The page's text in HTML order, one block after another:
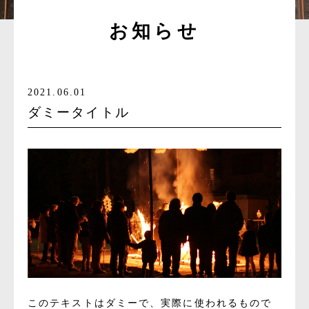
お知らせ
2021.06.01
ダミータイトル
このテキストはダミーで、実際に使われるもので